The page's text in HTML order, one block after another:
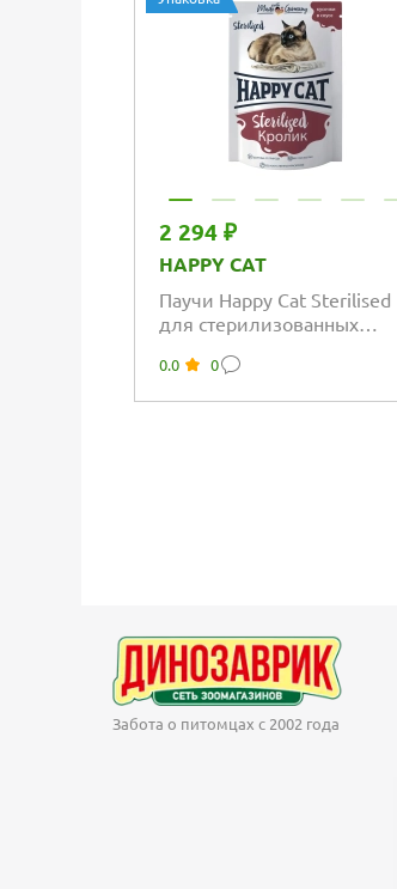
2 294 ₽
HAPPY CAT
Паучи Happy Cat Sterilised
для стерилизованных
кроликом
0.0 0
Забота о питомцах с 2002 года